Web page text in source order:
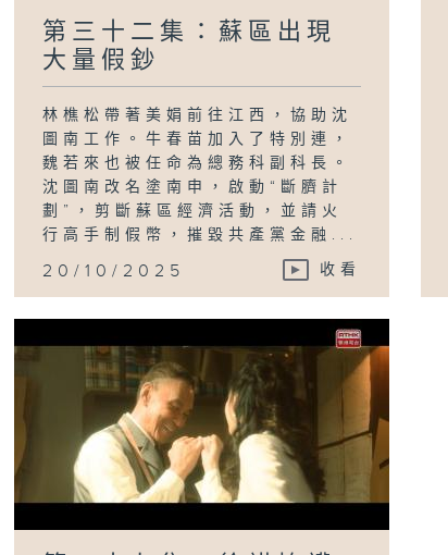
第三十二集：蘇區出現
大量假鈔
林樵松帶著美娟前往江西，協助沈
圖南工作。牛春苗加入了特別連，
魏若來也被任命為總務科副科長。
沈圖南改名塗南申，啟動“斷臍計
劃”，剪斷蘇區經濟活動，並請火
行高手制假幣，摧毀共產黨金融...
20/10/2025 收看